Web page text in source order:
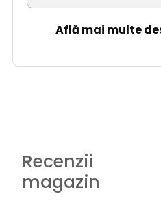
Află mai multe
Recenzii
magazin